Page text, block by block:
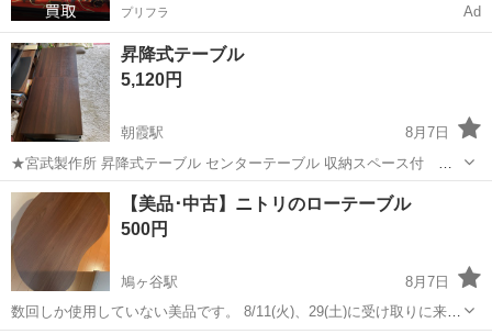
プリフラ Ad
昇降式テーブル
5,120円
朝霞駅
8月7日
★宮武製作所 昇降式テーブル センターテーブル 収納スペース付
120cm ローテーブル 埼玉県飯能市よりの日高市でございます 金曜日
夜、土日にてご対応
埼玉 朝霞市 朝霞駅 テーブル
【美品･中古】ニトリのローテーブル
500円
鳩ヶ谷駅
8月7日
数回しか使用していない美品です。 8/11(火)、29(土)に受け取りに来て